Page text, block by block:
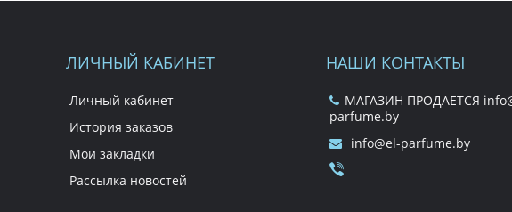
ЛИЧНЫЙ КАБИНЕТ
Личный кабинет
История заказов
Мои закладки
Рассылка новостей
НАШИ КОНТАКТЫ
МАГАЗИН ПРОДАЕТСЯ
parfume.by
info@el-parfume.by